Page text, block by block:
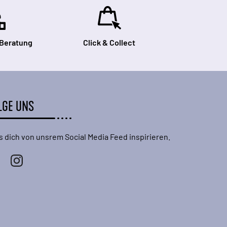
Click & Collect
UNS
dich von unsrem Social Media Feed inspirieren.